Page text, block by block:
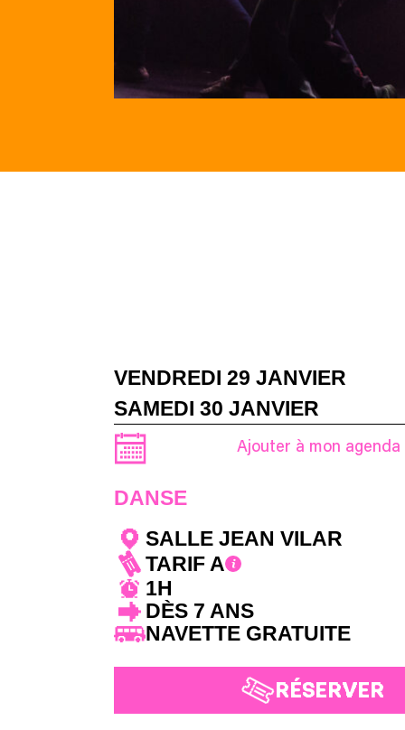
VENDREDI 29 JANVIER
SAMEDI 30 JANVIER
Ajouter à mon agenda
DANSE
SALLE JEAN VILAR
TARIF A
1H
DÈS 7 ANS
NAVETTE GRATUITE
RÉSERVER